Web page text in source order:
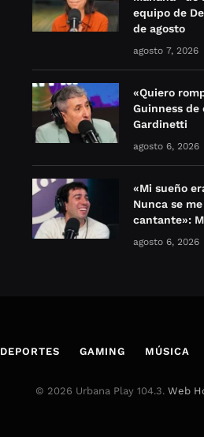
equipo de
de agosto
agosto 7, 2026
«Quiero
Guinness de
Gardinetti
agosto 6, 2026
«Mi sueño
Nunca se
cantante»:
agosto 6, 2026
DEPORTES GAMING MÚSICA
© 2026 Urbana Play 104.3. Web